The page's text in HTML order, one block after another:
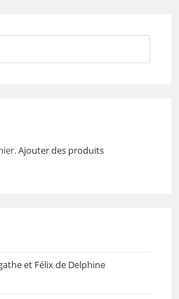
Ajouter des produits
et Félix de Delphine